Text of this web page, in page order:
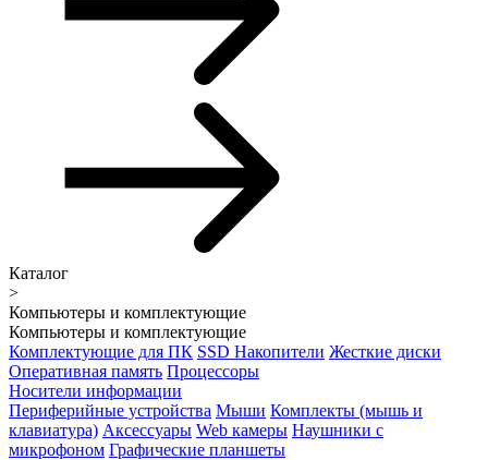
Каталог
>
Компьютеры и комплектующие
Компьютеры и комплектующие
Комплектующие для ПК SSD Накопители Жесткие диски
Оперативная память Процессоры
Носители информации
Периферийные устройства Мыши Комплекты (мышь и
клавиатура) Аксессуары Web камеры Наушники с
микрофоном Графические планшеты